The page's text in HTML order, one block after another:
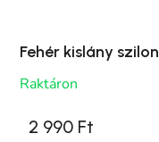
Fehér kislány
Raktáron
2 990 Ft